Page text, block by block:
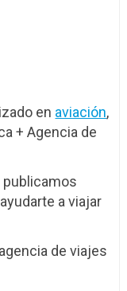
en aviación,
+ Agencia de
publicamos
a viajar
de viajes